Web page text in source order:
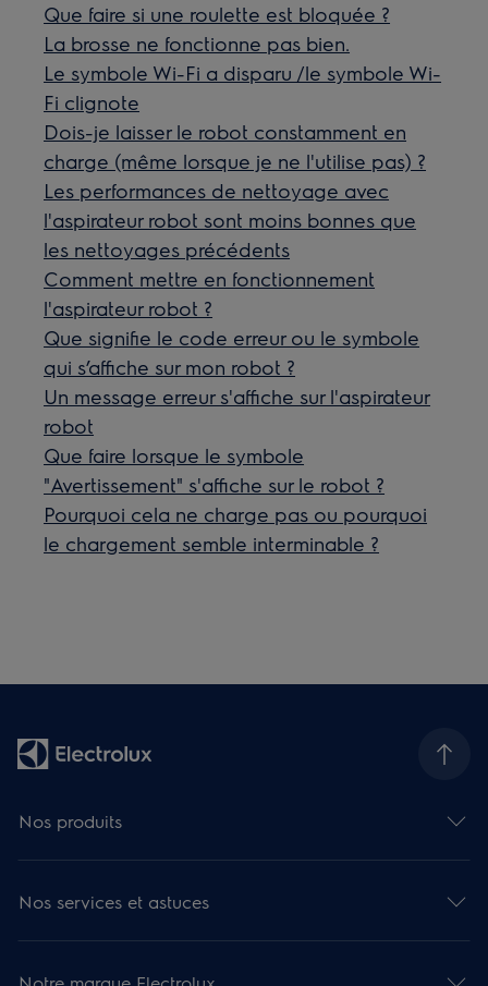
Que faire si une roulette est bloquée ?
La brosse ne fonctionne pas bien.
Le symbole Wi-Fi a disparu /le symbole Wi-
Fi clignote
Dois-je laisser le robot constamment en
charge (même lorsque je ne l'utilise pas) ?
Les performances de nettoyage avec
l'aspirateur robot sont moins bonnes que
les nettoyages précédents
Comment mettre en fonctionnement
l'aspirateur robot ?
Que signifie le code erreur ou le symbole
qui s’affiche sur mon robot ?
Un message erreur s'affiche sur l'aspirateur
robot
Que faire lorsque le symbole
"Avertissement" s'affiche sur le robot ?
Pourquoi cela ne charge pas ou pourquoi
le chargement semble interminable ?
Nos produits
Nos services et astuces